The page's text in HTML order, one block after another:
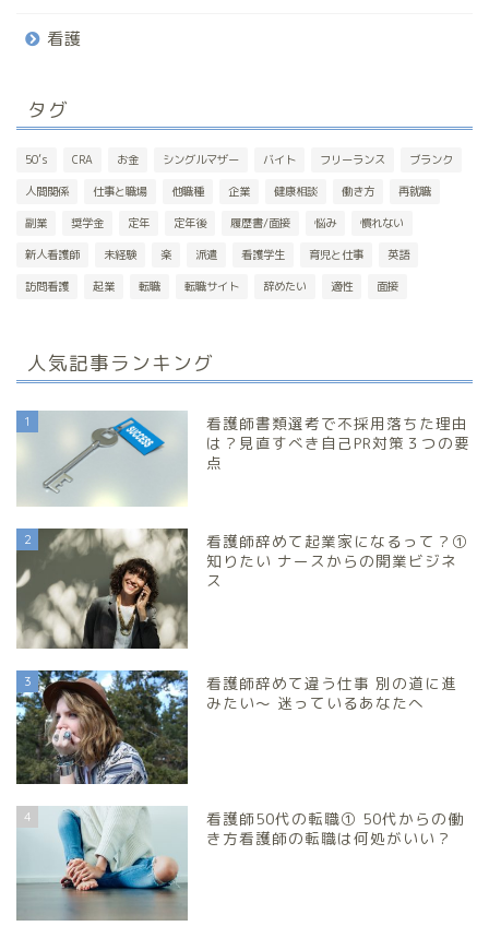
看護
タグ
50’s CRA お金 シングルマザー バイト フリーランス ブランク
人間関係 仕事と職場 他職種 企業 健康相談 働き方 再就職
副業 奨学金 定年 定年後 履歴書/面接 悩み 慣れない
新人看護師 未経験 楽 派遣 看護学生 育児と仕事 英語
訪問看護 起業 転職 転職サイト 辞めたい 適性 面接
人気記事ランキング
1
看護師書類選考で不採用落ちた理由
は？見直すべき自己PR対策３つの要
点
2
看護師辞めて起業家になるって？①
知りたい ナースからの開業ビジネ
ス
3
看護師辞めて違う仕事 別の道に進
みたい～ 迷っているあなたへ
4
看護師50代の転職① 50代からの働
き方看護師の転職は何処がいい？